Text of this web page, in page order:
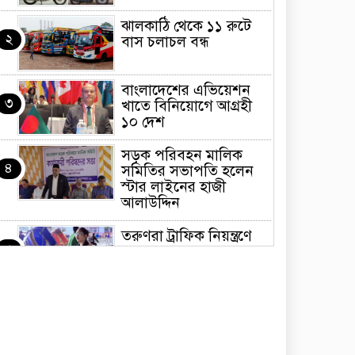
২
ঝালকাঠি থেকে ১১ রুটে
বাস চলাচল বন্ধ
৩
বাংলাদেশের এভিয়েশন
খাতে বিনিয়োগে আগ্রহী
১০ দেশ
৪
সড়ক পরিবহন মালিক
সমিতির সভাপতি হলেন
স্টার লাইনের হাজী
আলাউদ্দিন
৫
তরুণরা ট্রাফিক নিয়ন্ত্রণে
নামুক আবার